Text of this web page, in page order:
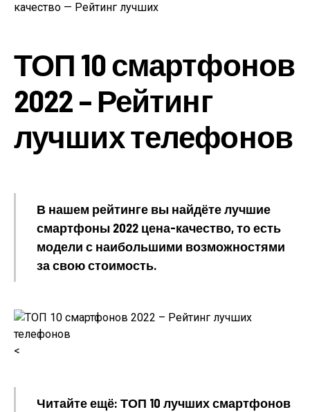
качество — Рейтинг лучших
ТОП 10 смартфонов
2022 – Рейтинг
лучших телефонов
В нашем рейтинге вы найдёте лучшие
смартфоны 2022 цена-качество, то есть
модели с наибольшими возможностями
за свою стоимость.
<
Читайте ещё: ТОП 10 лучших смартфонов